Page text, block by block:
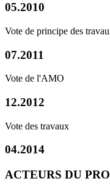
05.2010
Vote de principe des
07.2011
Vote de l'AMO
12.2012
Vote des travaux
04.2014
ACTEURS DU